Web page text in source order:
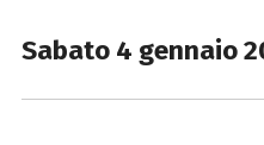
Sabato 4 gennaio